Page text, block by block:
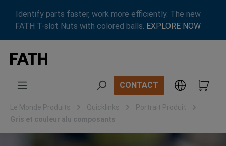
Passer au contenu principal
Identify parts faster, work more efficiently. The new
FATH T-slot Nuts with colored balls. EXPLORE NOW
CONTACT
Le Monde Produits Quicklinks
Portrait Produit
Gris et couleur alu composants